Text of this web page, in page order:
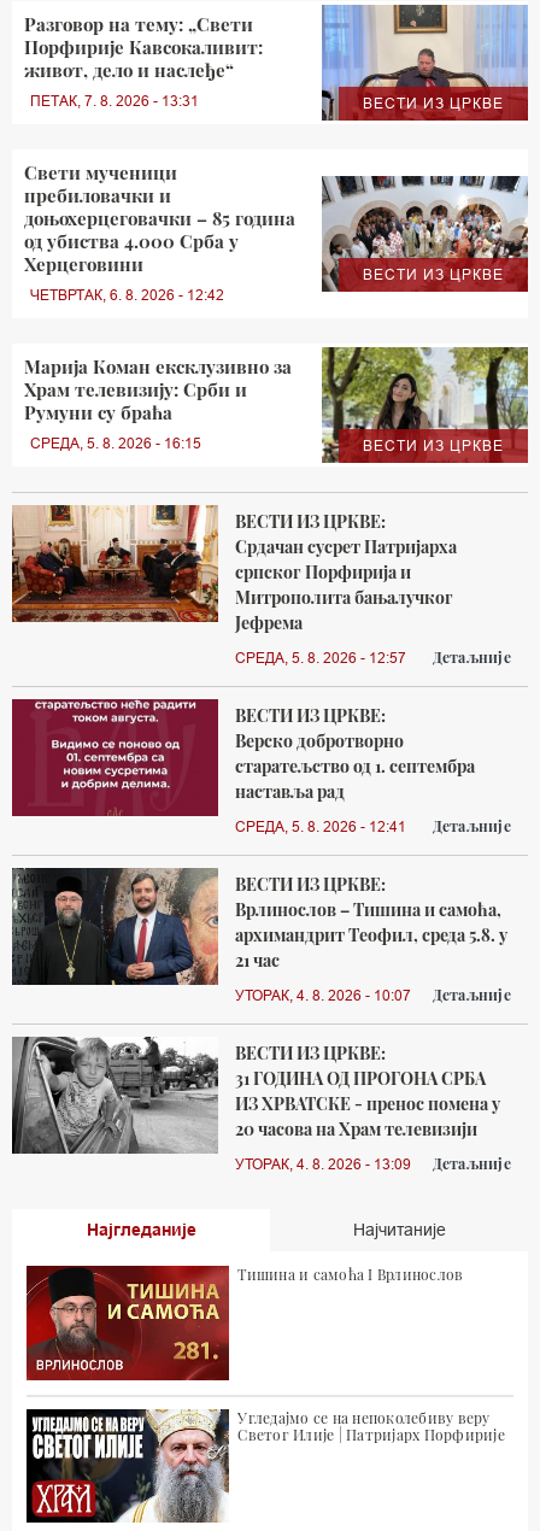
ВЕСТИ ИЗ ЦРКВЕ
Разговор на тему: „Свети
Порфирије Кавсокаливит:
живот, дело и наслеђе“
ПЕТАК, 7. 8. 2026 - 13:31
ВЕСТИ ИЗ ЦРКВЕ
Свети мученици
пребиловачки и
доњохерцеговачки – 85 година
од убиства 4.000 Срба у
Херцеговини
ЧЕТВРТАК, 6. 8. 2026 - 12:42
ВЕСТИ ИЗ ЦРКВЕ
Марија Коман ексклузивно за
Храм телевизију: Срби и
Румуни су браћа
СРЕДА, 5. 8. 2026 - 16:15
ВЕСТИ ИЗ ЦРКВЕ:
Срдачан сусрет Патријарха
српског Порфирија и
Митрополита бањалучког
Јефрема
СРЕДА, 5. 8. 2026 - 12:57 Детаљније
ВЕСТИ ИЗ ЦРКВЕ:
Верско добротворно
старатељство од 1. септембра
наставља рад
СРЕДА, 5. 8. 2026 - 12:41 Детаљније
ВЕСТИ ИЗ ЦРКВЕ:
Врлинослов – Тишина и самоћа,
архимандрит Теофил, среда 5.8. у
21 час
УТОРАК, 4. 8. 2026 - 10:07 Детаљније
ВЕСТИ ИЗ ЦРКВЕ:
31 ГОДИНА ОД ПРОГОНА СРБА
ИЗ ХРВАТСКЕ - пренос помена у
20 часова на Храм телевизији
УТОРАК, 4. 8. 2026 - 13:09 Детаљније
Најгледаније Најчитаније
Тишина и самоћа I Врлинослов
Угледајмо се на непоколебиву веру
Светог Илије | Патријарх Порфирије